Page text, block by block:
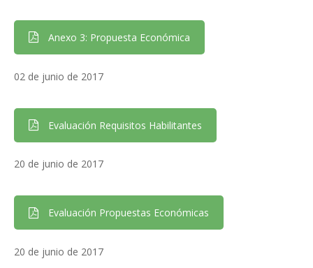
Anexo 3: Propuesta Económica
02 de junio de 2017
Evaluación Requisitos Habilitantes
20 de junio de 2017
Evaluación Propuestas Económicas
20 de junio de 2017